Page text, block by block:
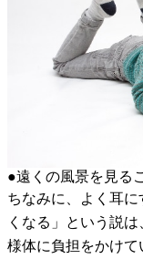
●遠くの風景を見る
ちなみに、よく耳
くなる」という説
様体に負担をかけ